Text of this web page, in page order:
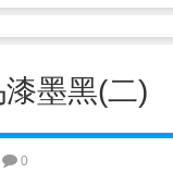
墨黑(二)
0